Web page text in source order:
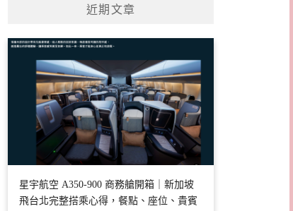
近期文章
星宇航空 A350-900 商務艙開箱｜新加坡
飛台北完整搭乘心得，餐點、座位、貴賓